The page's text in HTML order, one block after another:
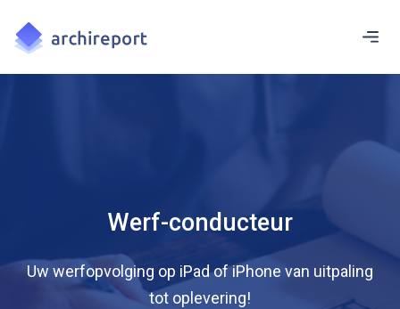
Werf-conducteur
Uw werfopvolging op iPad of iPhone van uitpaling
tot oplevering!